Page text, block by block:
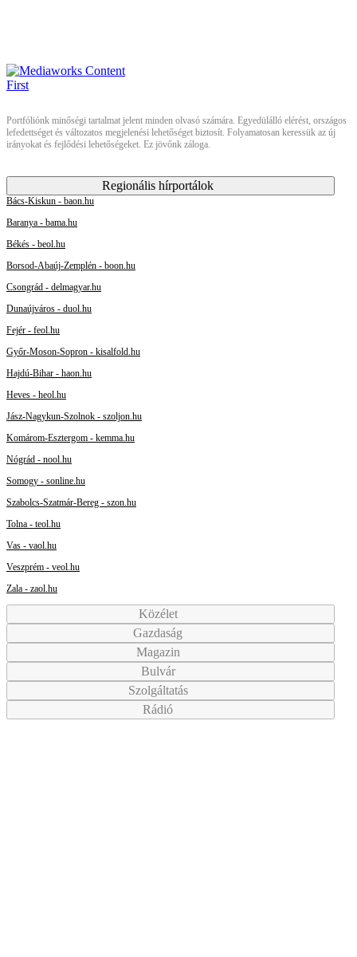
Portfóliónk minőségi tartalmat jelent minden olvasó számára. Egyedülálló elérést, országos
lefedettséget és változatos megjelenési lehetőséget biztosít. Folyamatosan keressük az új
irányokat és fejlődési lehetőségeket. Ez jövőnk záloga.
Regionális hírportálok
Bács-Kiskun - baon.hu
Baranya - bama.hu
Békés - beol.hu
Borsod-Abaúj-Zemplén - boon.hu
Csongrád - delmagyar.hu
Dunaújváros - duol.hu
Fejér - feol.hu
Győr-Moson-Sopron - kisalfold.hu
Hajdú-Bihar - haon.hu
Heves - heol.hu
Jász-Nagykun-Szolnok - szoljon.hu
Komárom-Esztergom - kemma.hu
Nógrád - nool.hu
Somogy - sonline.hu
Szabolcs-Szatmár-Bereg - szon.hu
Tolna - teol.hu
Vas - vaol.hu
Veszprém - veol.hu
Zala - zaol.hu
Közélet
Gazdaság
Magazin
Bulvár
Szolgáltatás
Rádió